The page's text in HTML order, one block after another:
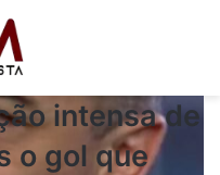
intensa de
o gol que